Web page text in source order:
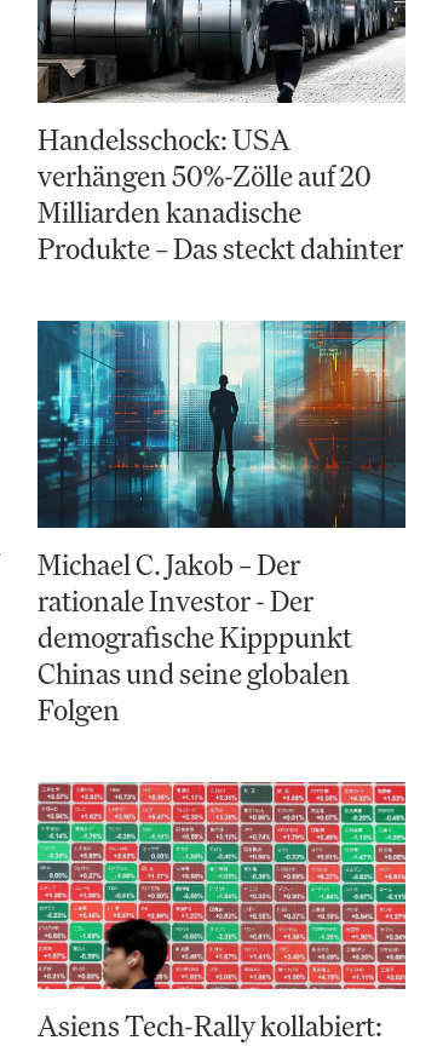
Handelsschock: USA
verhängen 50%-Zölle auf 20
Milliarden kanadische
Produkte – Das steckt dahinter
Michael C. Jakob – Der
rationale Investor - Der
demografische Kipppunkt
Chinas und seine globalen
Folgen
Asiens Tech-Rally kollabiert: